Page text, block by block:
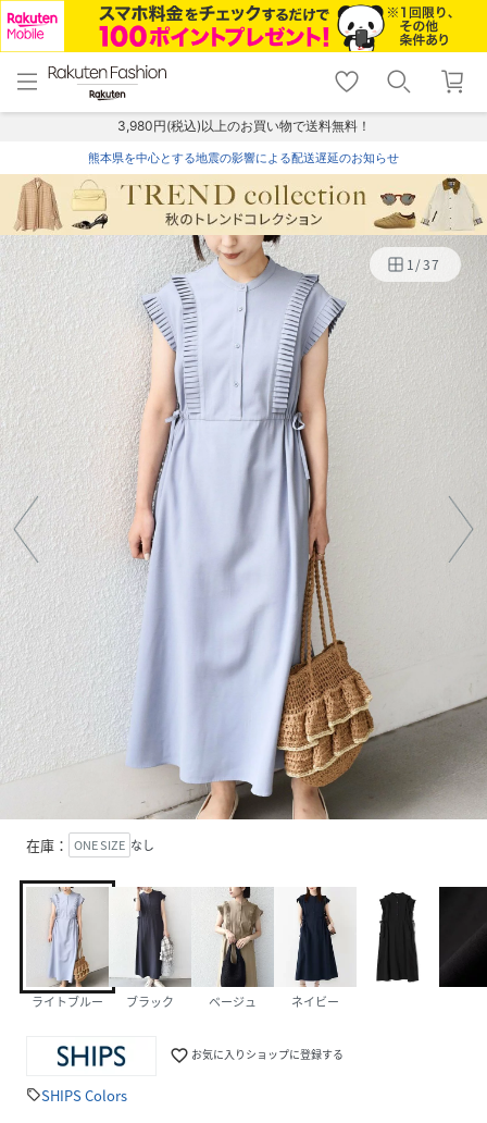
menu home
トップ
shopping_cart lock_outline
ログイン
3,980円(税込)以上のお買い物で送料無料！
熊本県を中心とする地震の影響による配送遅延のお知らせ
1/37
在庫： ONE SIZE なし
ライトブルー ブラック ベージュ ネイビー
favorite_border お気に入りショップに登録する
sellSHIPS Colors